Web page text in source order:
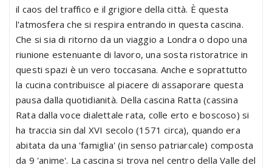
il caos del traffico e il grigiore della città. È questa
l'atmosfera che si respira entrando in questa cascina.
Che si sia di ritorno da un viaggio a Londra o dopo una
riunione estenuante di lavoro, una sosta ristoratrice in
questi spazi è un vero toccasana. Anche e soprattutto
la cucina contribuisce al piacere di assaporare questa
pausa dalla quotidianità. Della cascina Ratta (cassina
Rata dalla voce dialettale rata, colle erto e boscoso) si
ha traccia sin dal XVI secolo (1571 circa), quando era
abitata da una 'famiglia' (in senso patriarcale) composta
da 9 'anime'. La cascina si trova nel centro della Valle del